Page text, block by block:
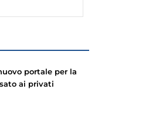
portale per la
ai privati